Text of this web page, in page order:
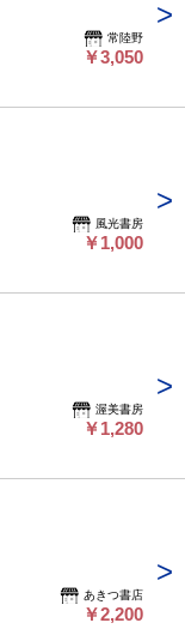
常陸野
￥3,050
風光書房
￥1,000
渥美書房
￥1,280
あきつ書店
￥2,200